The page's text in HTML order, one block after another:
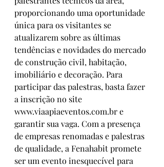
proporcionando uma oportunidade
única para os visitantes se
atualizarem sobre as últimas
tendências e novidades do mercado
de construção civil, habitação,
imobiliário e decoração. Para
participar das palestras, basta fazer
a inscrição no site
www.viaapiaeventos.com.br e
garantir sua vaga. Com a presença
de empresas renomadas e palestras
de qualidade, a Fenahabit promete
ser um evento inesquecível para